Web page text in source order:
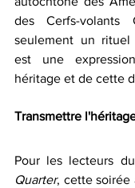
des Cerfs-volants
seulement un rituel
est une
héritage et de cette
Transmettre
Pour les lecteurs du
Quarter, cette soirée